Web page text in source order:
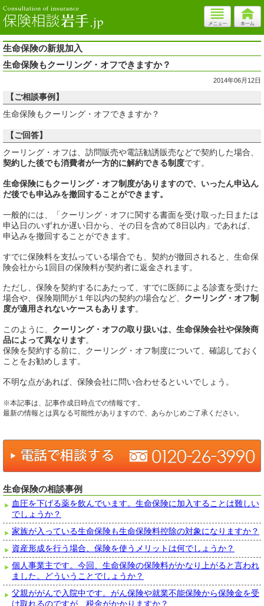
生命保険の新規加入
生命保険もクーリング・オフできますか？
2014年06月12日
【ご相談事例】
生命保険もクーリング・オフできますか？
【ご回答】
クーリング・オフは、訪問販売や電話勧誘販売などで契約した場合、
契約した後でも消費者が一方的に解約できる制度です。
生命保険にもクーリング・オフ制度がありますので、いったん申込ん
だ後でも申込みを撤回することができます。
一般的には、「クーリング・オフに関する書面を受け取った日または
申込日のいずれか遅い日から、その日を含めて8日以内」であれば、
申込みを撤回することができます。
すでに保険料を支払っている場合でも、契約が撤回されると、生命保
険会社から1回目の保険料が契約者に返金されます。
ただし、保険を契約するにあたって、すでに医師による診査を受けた
場合や、保険期間が１年以内の契約の場合など、 クーリング・オフ制
度が適用されないケースもあります。
このように、 クーリング・オフの取り扱いは、生命保険会社や保険商
品によって異なります。
保険を契約する前に、クーリング・オフ制度について、確認しておく
ことをお勧めします。
不明な点があれば、保険会社に問い合わせるといいでしょう。
※本記事は、記事作成日時点での情報です。
最新の情報とは異なる可能性がありますので、あらかじめご了承ください。
生命保険の相談事例
血圧を下げる薬を飲んでいます。生命保険に加入することは難しい
でしょうか？
家族が入っている生命保険も生命保険料控除の対象になりますか？
資産形成を行う場合、保険を使うメリットは何でしょうか？
個人事業主です。今回、生命保険の保険料がかなり上がると言われ
ました。どういうことでしょうか？
父親ががんで入院中です。がん保険や就業不能保険から保険金を受
け取れるのですが、税金がかかりますか？